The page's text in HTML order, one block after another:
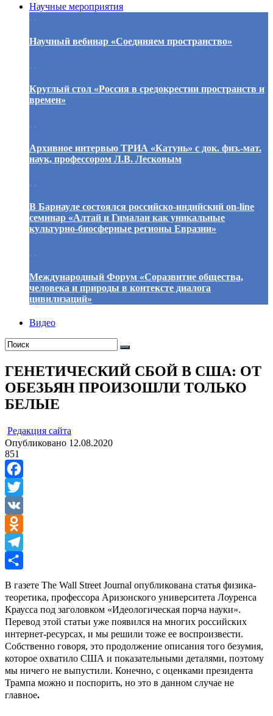
Научные мероприятия
. .
Научный вебинар «Соединяем пространство»
. .
Круглый стол «Россия в средокрестии пространств и
времен»
. .
Архивное интервью ТРИА «Катунь» с док. физ.-мат.
наук, профессором Л.В. Лесковым
. .
В Барнауле состоялся российско-индийский on-line
семинар «Алтай и Гималаи как уникальные
культурно-биосферные регионы Евразии»
. .
Международный Форум «Соразвитие общества,
человека и природы в контексте диалога
цивилизаций»
Видео
ГЕНЕТИЧЕСКИЙ СБОЙ В США: ОТ
ОБЕЗЬЯН ПРОИЗОШЛИ ТОЛЬКО
БЕЛЫЕ
Редакция cайта
Опубликовано 12.08.2020
851
Facebook
Twitter
VK
Odnoklassniki
Telegram
В газете The Wall Street Journal опубликована статья физика-
теоретика, профессора Аризонского университета Лоуренса
Краусса под заголовком «Идеологическая порча науки».
Перевод этой статьи уже появился на многих российских
интернет-ресурсах, и мы решили тоже ее воспроизвести.
Собственно говоря, это продолжение описания того безумия,
которое охватило США и показательными деталями, поэтому
мы ничего не выпустили. Конечно, с оценками президента
Трампа можно и поспорить, но это в данном случае не
главное.